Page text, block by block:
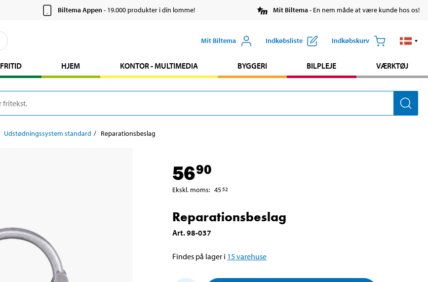
Biltema Appen- 19.000 produkter i din lomme! Mit Biltema- En nem måde at være kunde hos os!
Mit Biltema Indkøbsliste Indkøbskurv
FRITID HJEM KONTOR - MULTIMEDIA BYGGERI BILPLEJE VÆRKTØJ
Udstødningssystem standard Reparationsbeslag
5690
Ekskl. moms: 4552
Reparationsbeslag
Art.98-037
Findes på lager i 15varehuse